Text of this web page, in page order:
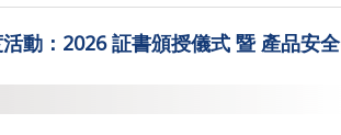
活動：2026 証書頒授儀式 暨 產品安全